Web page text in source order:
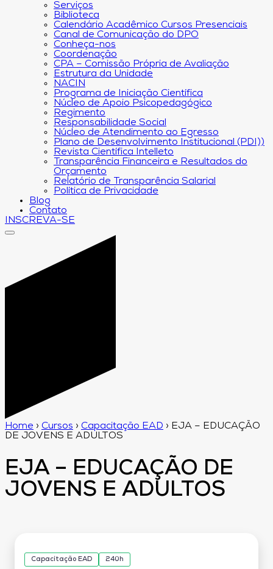
Serviços
Biblioteca
Calendário Acadêmico Cursos Presenciais
Canal de Comunicação do DPO
Conheça-nos
Coordenação
CPA – Comissão Própria de Avaliação
Estrutura da Unidade
NACIN
Programa de Iniciação Científica
Núcleo de Apoio Psicopedagógico
Regimento
Responsabilidade Social
Núcleo de Atendimento ao Egresso
Plano de Desenvolvimento Institucional (PDI))
Revista Científica Intelleto
Transparência Financeira e Resultados do
Orçamento
Relatório de Transparência Salarial
Política de Privacidade
Blog
Contato
INSCREVA-SE
Home › Cursos › Capacitação EAD › EJA – EDUCAÇÃO
DE JOVENS E ADULTOS
EJA – EDUCAÇÃO DE
JOVENS E ADULTOS
Capacitação EAD 240h